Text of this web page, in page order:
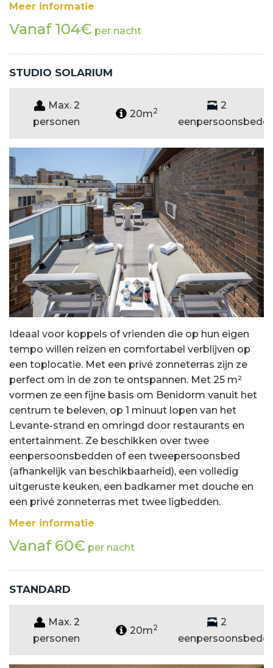
Meer informatie
Vanaf 104€ per nacht
STUDIO SOLARIUM
Max. 2
personen
20m2
2
Ideaal voor koppels of vrienden die op hun eigen
tempo willen reizen en comfortabel verblijven op
een toplocatie. Met een privé zonneterras zijn ze
perfect om in de zon te ontspannen. Met 25 m²
vormen ze een fijne basis om Benidorm vanuit het
centrum te beleven, op 1 minuut lopen van het
Levante-strand en omringd door restaurants en
entertainment. Ze beschikken over twee
eenpersoonsbedden of een tweepersoonsbed
(afhankelijk van beschikbaarheid), een volledig
uitgeruste keuken, een badkamer met douche en
een privé zonneterras met twee ligbedden.
Meer informatie
Vanaf 60€ per nacht
STANDARD
Max. 2
personen
20m2
2